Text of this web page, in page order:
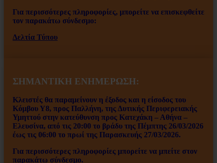
Για περισσότερες πληροφορίες, μπορείτε να επισκεφθείτε
τον παρακάτω σύνδεσμο:
Δελτία Τύπου
ΣΗΜΑΝΤΙΚΗ ΕΝΗΜΕΡΩΣΗ:
Κλειστές θα παραμείνουν η έξοδος και η είσοδος του
Κόμβου Υ8, προς Παλλήνη, της Δυτικής Περιφερειακής
Υμηττού στην κατεύθυνση προς Κατεχάκη – Αθήνα –
Ελευσίνα, από τις 20:00 το βράδυ της Πέμπτης 26/03/2026
έως τις 06:00 το πρωί της Παρασκευής 27/03/2026.
Για περισσότερες πληροφορίες μπορείτε να μπείτε στον
παρακάτω σύνδεσμο.